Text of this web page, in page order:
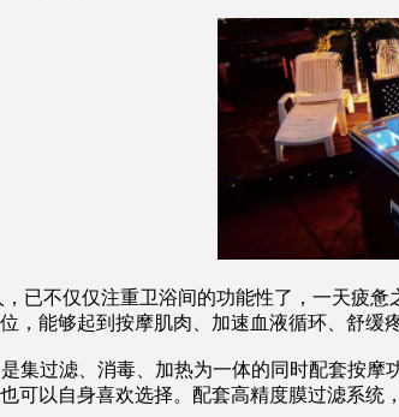
不仅仅注重卫浴间的功能性了，一天疲惫
，能够起到按摩肌肉、加速血液循环、舒缓
是集过滤、消毒、加热为一体的同时配套按
可以自身喜欢选择。配套高精度膜过滤系